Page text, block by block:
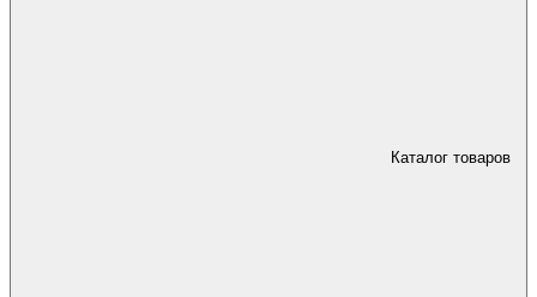
Каталог товаров